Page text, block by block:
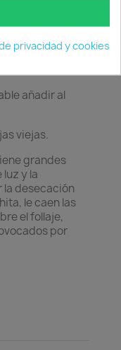
por el polvo se
o bien con
añadir al
viejas.
grandes
y la
desecación
le caen las
el follaje,
por
privacidad y cookies